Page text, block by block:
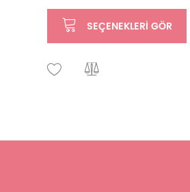
SEÇENEKLERI GÖR